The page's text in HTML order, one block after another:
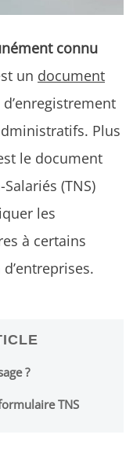
connu
un document
Plus
le document
(TNS)
les
à certains
?
TNS